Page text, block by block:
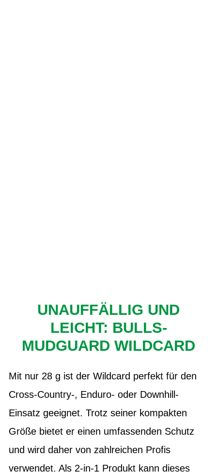
UNAUFFÄLLIG UND
LEICHT: BULLS-
MUDGUARD WILDCARD
Mit nur 28 g ist der Wildcard perfekt für den
Cross-Country-, Enduro- oder Downhill-
Einsatz geeignet. Trotz seiner kompakten
Größe bietet er einen umfassenden Schutz
und wird daher von zahlreichen Profis
verwendet. Als 2-in-1 Produkt kann dieses